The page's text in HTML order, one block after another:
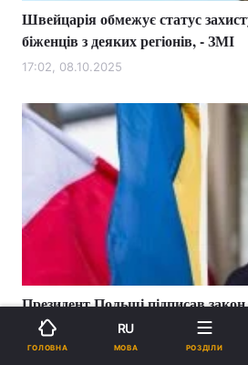
Швейцарія обмежує статус
біженців з деяких регіонів, - ЗМІ
17:02, 08.10.2025
Президент Польщі підписав
українцям: там заявили, що це -
21:14, 26.09.2025
ГОЛОВНА
RU
МОВА РОЗДІЛИ